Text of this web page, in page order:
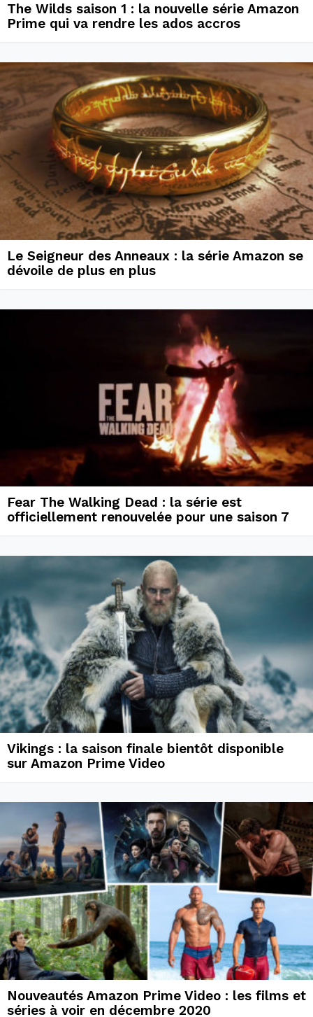
The Wilds saison 1 : la nouvelle série Amazon
Prime qui va rendre les ados accros
Le Seigneur des Anneaux : la série Amazon se
dévoile de plus en plus
Fear The Walking Dead : la série est
officiellement renouvelée pour une saison 7
Vikings : la saison finale bientôt disponible
sur Amazon Prime Video
Nouveautés Amazon Prime Video : les films et
séries à voir en décembre 2020